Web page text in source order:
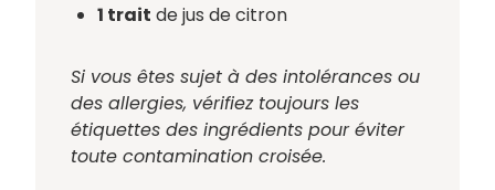
1 trait de jus de citron
Si vous êtes sujet à des intolérances ou
des allergies, vérifiez toujours les
étiquettes des ingrédients pour éviter
toute contamination croisée.